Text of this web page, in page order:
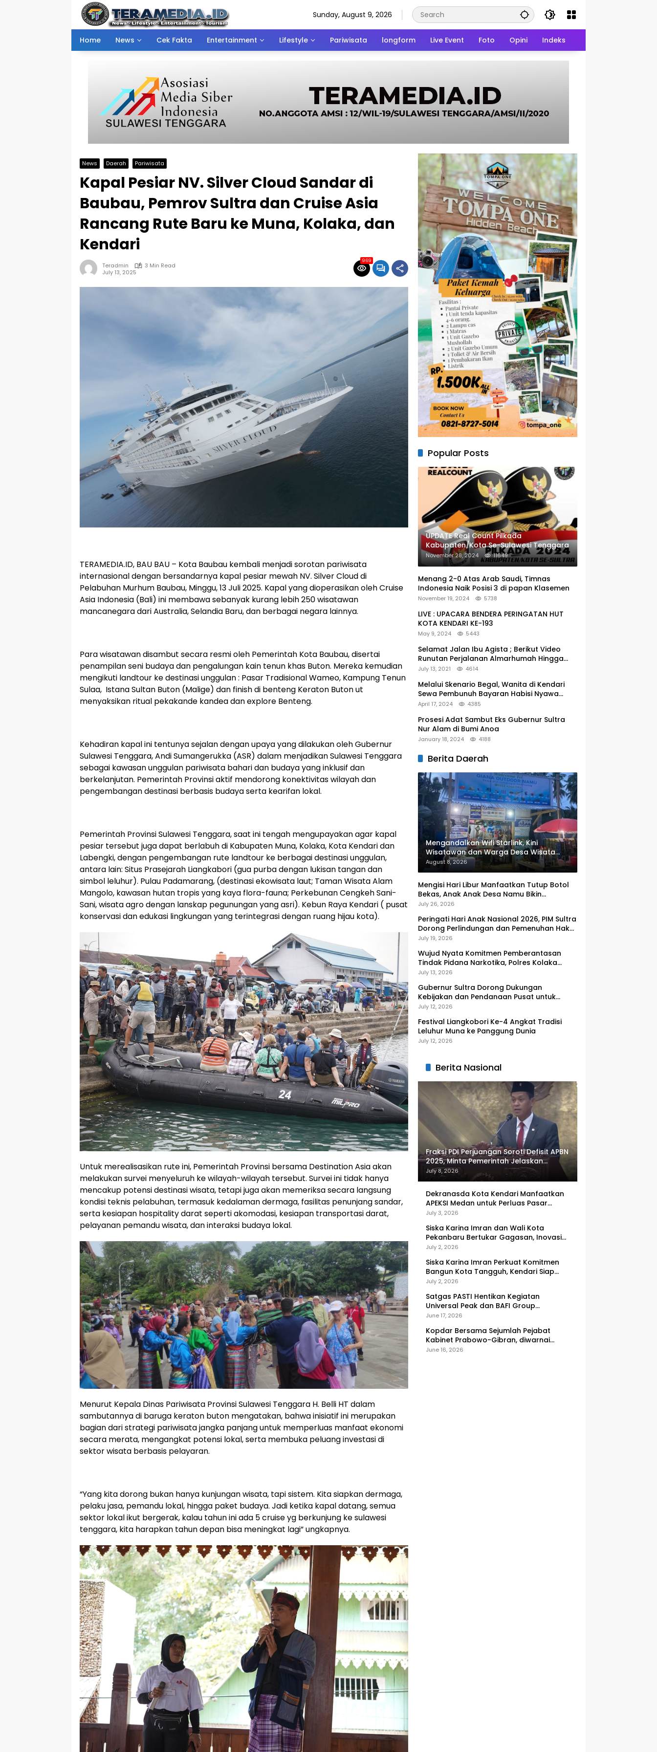
Sunday, August 9, 2026
Home News Cek Fakta Entertainment Lifestyle Pariwisata longform Live Event Foto Opini Indeks
News Daerah Pariwisata
Kapal Pesiar NV. Silver Cloud Sandar di
Baubau, Pemrov Sultra dan Cruise Asia
Rancang Rute Baru ke Muna, Kolaka, dan
Kendari
Teradmin
3 Min Read
July 13, 2025
969
TERAMEDIA.ID, BAU BAU – Kota Baubau kembali menjadi sorotan pariwisata
internasional dengan bersandarnya kapal pesiar mewah NV. Silver Cloud di
Pelabuhan Murhum Baubau, Minggu, 13 Juli 2025. Kapal yang dioperasikan oleh Cruise
Asia Indonesia (Bali) ini membawa sebanyak kurang lebih 250 wisatawan
mancanegara dari Australia, Selandia Baru, dan berbagai negara lainnya.
Para wisatawan disambut secara resmi oleh Pemerintah Kota Baubau, disertai
penampilan seni budaya dan pengalungan kain tenun khas Buton. Mereka kemudian
mengikuti landtour ke destinasi unggulan : Pasar Tradisional Wameo, Kampung Tenun
Sulaa, Istana Sultan Buton (Malige) dan finish di benteng Keraton Buton ut
menyaksikan ritual pekakande kandea dan explore Benteng.
Kehadiran kapal ini tentunya sejalan dengan upaya yang dilakukan oleh Gubernur
Sulawesi Tenggara, Andi Sumangerukka (ASR) dalam menjadikan Sulawesi Tenggara
sebagai kawasan unggulan pariwisata bahari dan budaya yang inklusif dan
berkelanjutan. Pemerintah Provinsi aktif mendorong konektivitas wilayah dan
pengembangan destinasi berbasis budaya serta kearifan lokal.
Pemerintah Provinsi Sulawesi Tenggara, saat ini tengah mengupayakan agar kapal
pesiar tersebut juga dapat berlabuh di Kabupaten Muna, Kolaka, Kota Kendari dan
Labengki, dengan pengembangan rute landtour ke berbagai destinasi unggulan,
antara lain: Situs Prasejarah Liangkabori (gua purba dengan lukisan tangan dan
simbol leluhur). Pulau Padamarang, (destinasi ekowisata laut; Taman Wisata Alam
Mangolo, kawasan hutan tropis yang kaya flora-fauna; Perkebunan Cengkeh Sani-
Sani, wisata agro dengan lanskap pegunungan yang asri). Kebun Raya Kendari ( pusat
konservasi dan edukasi lingkungan yang terintegrasi dengan ruang hijau kota).
Untuk merealisasikan rute ini, Pemerintah Provinsi bersama Destination Asia akan
melakukan survei menyeluruh ke wilayah-wilayah tersebut. Survei ini tidak hanya
mencakup potensi destinasi wisata, tetapi juga akan memeriksa secara langsung
kondisi teknis pelabuhan, termasuk kedalaman dermaga, fasilitas penunjang sandar,
serta kesiapan hospitality darat seperti akomodasi, kesiapan transportasi darat,
pelayanan pemandu wisata, dan interaksi budaya lokal.
Menurut Kepala Dinas Pariwisata Provinsi Sulawesi Tenggara H. Belli HT dalam
sambutannya di baruga keraton buton mengatakan, bahwa inisiatif ini merupakan
bagian dari strategi pariwisata jangka panjang untuk memperluas manfaat ekonomi
secara merata, mengangkat potensi lokal, serta membuka peluang investasi di
sektor wisata berbasis pelayaran.
“Yang kita dorong bukan hanya kunjungan wisata, tapi sistem. Kita siapkan dermaga,
pelaku jasa, pemandu lokal, hingga paket budaya. Jadi ketika kapal datang, semua
sektor lokal ikut bergerak, kalau tahun ini ada 5 cruise yg berkunjung ke sulawesi
tenggara, kita harapkan tahun depan bisa meningkat lagi” ungkapnya.
Popular Posts
UPDATE Real Count Pilkada
Kabupaten/Kota Se-Sulawesi Tenggara
November 28, 2024 11649
Menang 2-0 Atas Arab Saudi, Timnas
Indonesia Naik Posisi 3 di papan Klasemen
November 19, 2024 5738
LIVE : UPACARA BENDERA PERINGATAN HUT
KOTA KENDARI KE-193
May 9, 2024 5443
Selamat Jalan Ibu Agista ; Berikut Video
Runutan Perjalanan Almarhumah Hingga
Menuju Peristirahatan Terakhir
July 13, 2021 4614
Melalui Skenario Begal, Wanita di Kendari
Sewa Pembunuh Bayaran Habisi Nyawa
Mertuanya
April 17, 2024 4385
Prosesi Adat Sambut Eks Gubernur Sultra
Nur Alam di Bumi Anoa
January 18, 2024 4188
Berita Daerah
Mengandalkan Wifi Starlink, Kini
Wisatawan dan Warga Desa Wisata
Namu Sudah Bisa Mengakses Transaksi
Digital
August 8, 2026
Mengisi Hari Libur Manfaatkan Tutup Botol
Bekas, Anak Anak Desa Namu Bikin
Gantungan Kunci Bernilai Ekonomi
July 26, 2026
Peringati Hari Anak Nasional 2026, PIM Sultra
Dorong Perlindungan dan Pemenuhan Hak
Anak Pesisir
July 19, 2026
Wujud Nyata Komitmen Pemberantasan
Tindak Pidana Narkotika, Polres Kolaka
Gagalkan Peredaran 3 Kg Sabu-Sabu
July 13, 2026
Gubernur Sultra Dorong Dukungan
Kebijakan dan Pendanaan Pusat untuk
Pengembangan Kawasan Liangkobhori
July 12, 2026
Festival Liangkobori Ke-4 Angkat Tradisi
Leluhur Muna ke Panggung Dunia
July 12, 2026
Berita Nasional
Fraksi PDI Perjuangan Soroti Defisit APBN
2025, Minta Pemerintah Jelaskan
Sejumlah Target yang Tak Tercapai
July 8, 2026
Dekranasda Kota Kendari Manfaatkan
APEKSI Medan untuk Perluas Pasar
UMKM, Tenun Lokal Jadi Primadona
July 3, 2026
Siska Karina Imran dan Wali Kota
Pekanbaru Bertukar Gagasan, Inovasi
Peningkatan PAD Jadi Fokus Diskusi
July 2, 2026
Siska Karina Imran Perkuat Komitmen
Bangun Kota Tangguh, Kendari Siap
Hadapi Tantangan Pangan dan
July 2, 2026
Satgas PASTI Hentikan Kegiatan
Universal Peak dan BAFI Group
Indonesia
June 17, 2026
Kopdar Bersama Sejumlah Pejabat
Kabinet Prabowo-Gibran, diwarnai
Kericuhan
June 16, 2026